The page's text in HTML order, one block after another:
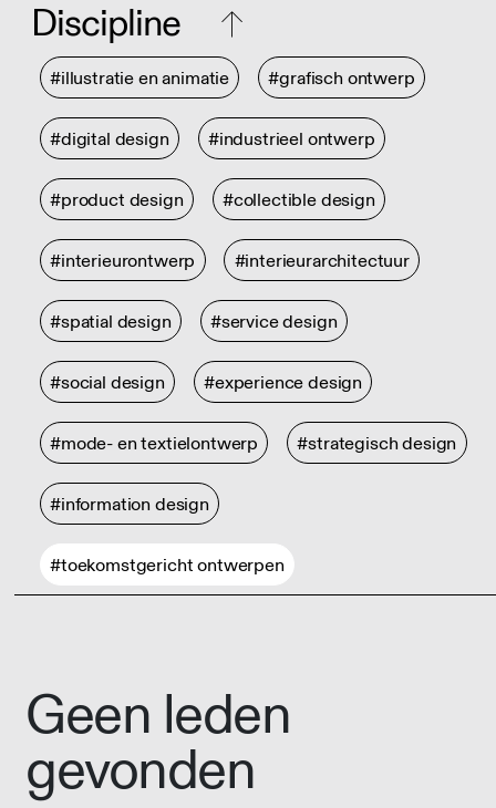
Discipline
#illustratie en animatie #grafisch ontwerp
#digital design #industrieel ontwerp
#product design #collectible design
#interieurontwerp #interieurarchitectuur
#spatial design #service design
#social design #experience design
#mode- en textielontwerp #strategisch design
#information design
#toekomstgericht ontwerpen
Geen leden
gevonden